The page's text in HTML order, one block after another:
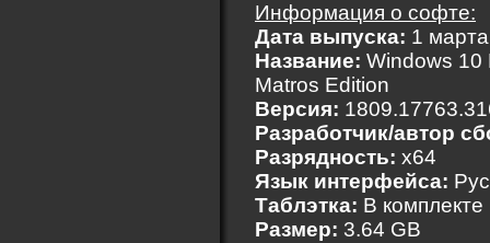
Информация о софте:
Дата выпуска: 1
Название: Windows 10
Matros Edition
Версия:
Разработчик/автор
Разрядность: x64
Язык интерфейса:
Таблэтка: В комплекте
Размер: 3.64 GB